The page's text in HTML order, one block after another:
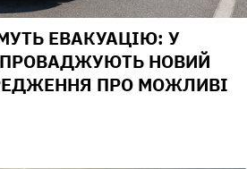
ЕВАКУАЦІЮ: У
НОВИЙ
ПРО МОЖЛИВІ